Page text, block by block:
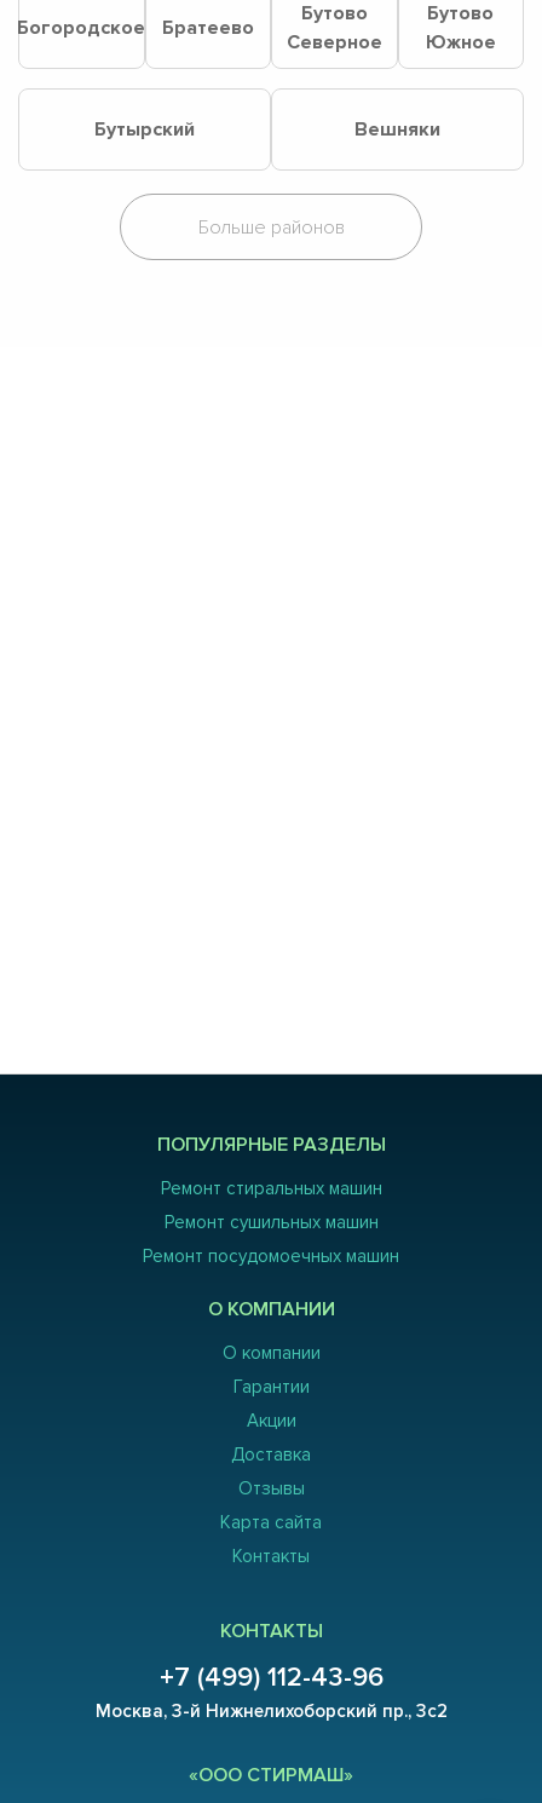
Богородское Братеево
Бутово
Северное
Бутово
Южное
Бутырский Вешняки
ПОПУЛЯРНЫЕ РАЗДЕЛЫ
Ремонт стиральных машин
Ремонт сушильных машин
Ремонт посудомоечных машин
О КОМПАНИИ
О компании
Гарантии
Акции
Доставка
Отзывы
Карта сайта
Контакты
КОНТАКТЫ
+7 (499) 112-43-96
Москва, 3-й Нижнелихоборский пр., 3с2
«ООО СТИРМАШ»